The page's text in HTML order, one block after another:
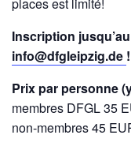
Inscription
info@dfgleipzig.de !
Prix par personne
membres DFGL 35
non-membres 45